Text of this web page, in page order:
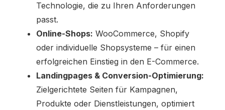
Technologie, die zu Ihren Anforderungen
passt.
Online-Shops: WooCommerce, Shopify
oder individuelle Shopsysteme – für einen
erfolgreichen Einstieg in den E-Commerce.
Landingpages & Conversion-Optimierung:
Zielgerichtete Seiten für Kampagnen,
Produkte oder Dienstleistungen, optimiert